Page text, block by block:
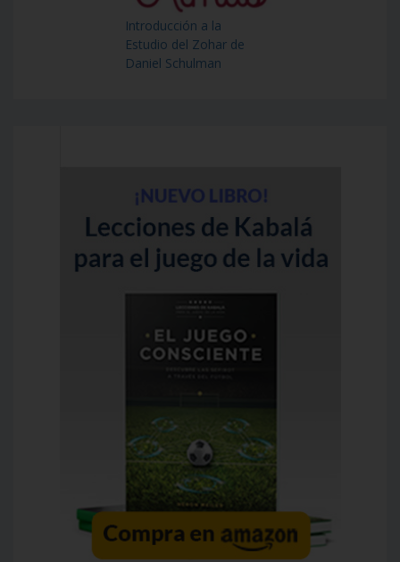
Introducción a la
Estudio del Zohar de
Daniel Schulman